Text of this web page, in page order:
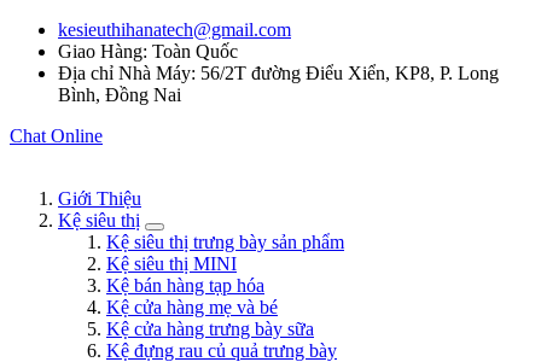
kesieuthihanatech@gmail.com
Giao Hàng: Toàn Quốc
Địa chỉ Nhà Máy: 56/2T đường Điểu Xiển, KP8, P. Long
Bình, Đồng Nai
Chat Online
Giới Thiệu
Kệ siêu thị
Kệ siêu thị trưng bày sản phẩm
Kệ siêu thị MINI
Kệ bán hàng tạp hóa
Kệ cửa hàng mẹ và bé
Kệ cửa hàng trưng bày sữa
Kệ đựng rau củ quả trưng bày